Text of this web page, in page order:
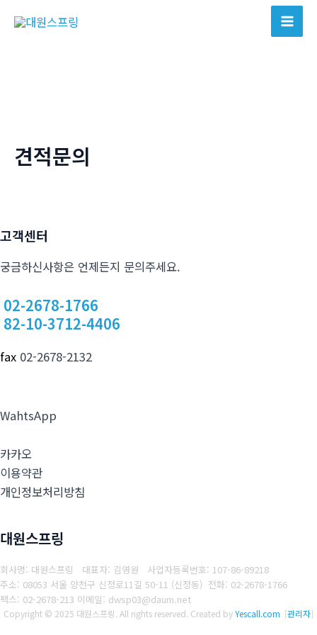
Main
견적문의
고객센터
궁금하신사항은 언제든지 문의주세요.
02-2678-1766
82-10-3712-4406
fax 02-2678-2132
WahtsApp
카카오
이용약관
개인정보처리방침
대원스프링
회사명: 대원스프링 대표자: 김영원 사업자등록번호: 107-86-89218
주소: 08053 서울 양천구 신정로11길 50-11 (신정동) 전화: 02-2678-1766
팩스: 02-2678-213 이메일: dwsp03@daum.net
Copyright © 2025 대원스프링. All rights reserved. Created byYescall.com [관리자]